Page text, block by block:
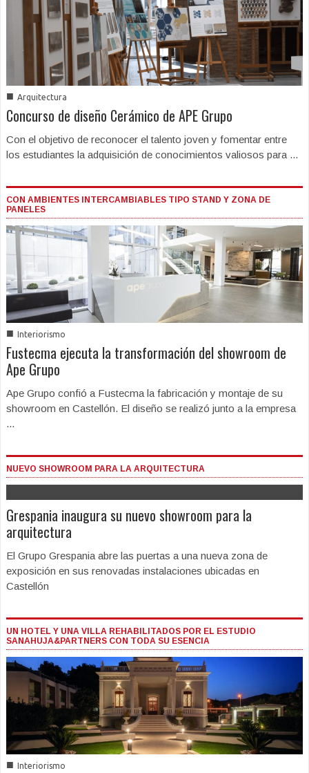
■ Arquitectura
Concurso de diseño Cerámico de APE Grupo
Con el objetivo de reconocer el talento joven y fomentar entre
los estudiantes la adquisición de conocimientos valiosos para ...
CON AMBIENTES INTERCAMBIABLES TIPO STAND Y ZONA DE
PANELES
■ Interiorismo
Fustecma ejecuta la transformación del showroom de
Ape Grupo
Ape Grupo confió a Fustecma la fabricación y montaje de su
showroom en Castellón. El diseño se realizó junto a la empresa
...
NUEVO SHOWROOM PARA LA ARQUITECTURA
Grespania inaugura su nuevo showroom para la
arquitectura
El Grupo Grespania abre las puertas a una nueva zona de
exposición en sus renovadas instalaciones ubicadas en
Castellón
UN HOTEL Y UNA VILLA REHABILITADOS POR EL ESTUDIO
SANAHUJA&PARTNERS CON TODA SU ESENCIA
■ Interiorismo